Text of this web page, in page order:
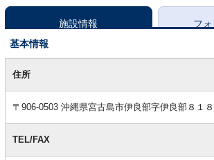
施設情報
フ
基本情報
本住所
〒906-0503 沖縄県宮古島市伊良部字伊良部８１８
TEL/FAX